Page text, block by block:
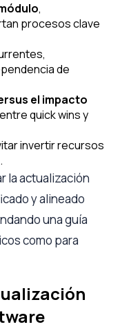
,
procesos clave
de
el impacto
quick wins y
invertir recursos
la actualización
y alineado
una guía
como para